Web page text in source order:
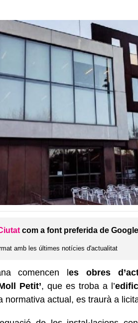
com a font preferida de
amb les últimes notícies d'actualitat
comencen les obres
Petit’, que es troba a l’
normativa actual, es traurà a